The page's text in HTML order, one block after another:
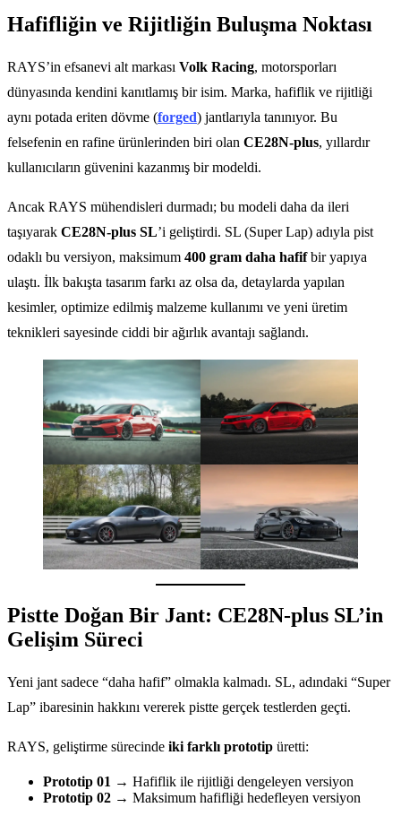
Hafifliğin ve Rijitliğin Buluşma Noktası
RAYS’in efsanevi alt markası Volk Racing, motorsporları
dünyasında kendini kanıtlamış bir isim. Marka, hafiflik ve rijitliği
aynı potada eriten dövme (forged) jantlarıyla tanınıyor. Bu
felsefenin en rafine ürünlerinden biri olan CE28N-plus, yıllardır
kullanıcıların güvenini kazanmış bir modeldi.
Ancak RAYS mühendisleri durmadı; bu modeli daha da ileri
taşıyarak CE28N-plus SL’i geliştirdi. SL (Super Lap) adıyla pist
odaklı bu versiyon, maksimum 400 gram daha hafifbir yapıya
ulaştı. İlk bakışta tasarım farkı az olsa da, detaylarda yapılan
kesimler, optimize edilmiş malzeme kullanımı ve yeni üretim
teknikleri sayesinde ciddi bir ağırlık avantajı sağlandı.
Pistte Doğan Bir Jant: CE28N-plus SL’in
Gelişim Süreci
Yeni jant sadece “daha hafif” olmakla kalmadı. SL, adındaki “Super
Lap” ibaresinin hakkını vererek pistte gerçek testlerden geçti.
RAYS, geliştirme sürecinde iki farklı prototip üretti:
Prototip 01 → Hafiflik ile rijitliği dengeleyen versiyon
Prototip 02 → Maksimum hafifliği hedefleyen versiyon